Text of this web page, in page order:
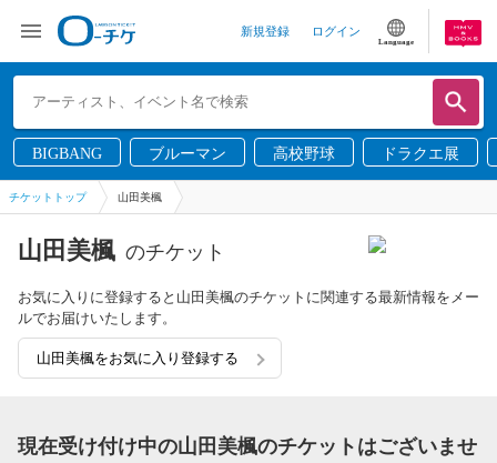
新規登録 ログイン
Language
BIGBANG ブルーマン 高校野球 ドラクエ展
チケットトップ 山田美楓
山田美楓 のチケット
お気に入りに登録すると山田美楓のチケットに関連する最新情報をメー
ルでお届けいたします。
山田美楓をお気に入り登録する
現在受け付け中の山田美楓のチケットはございませ